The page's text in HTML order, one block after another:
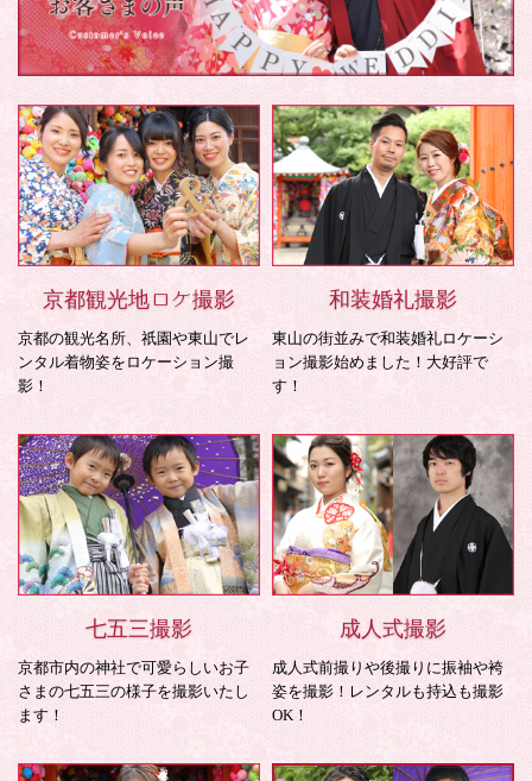
京都観光地ロケ撮影
京都の観光名所、祇園や東山でレ
ンタル着物姿をロケーション撮
影！
和装婚礼撮影
東山の街並みで和装婚礼ロケーシ
ョン撮影始めました！大好評で
す！
七五三撮影
京都市内の神社で可愛らしいお子
さまの七五三の様子を撮影いたし
ます！
成人式撮影
成人式前撮りや後撮りに振袖や袴
姿を撮影！レンタルも持込も撮影
OK！